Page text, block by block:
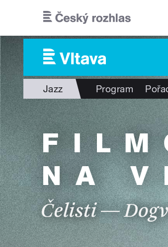
Jazz Program